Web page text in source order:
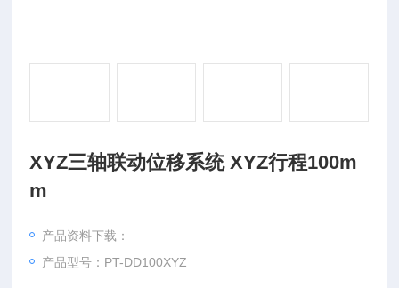
XYZ三轴联动位移系统 XYZ行程100m
m
产品资料下载：
产品型号：PT-DD100XYZ